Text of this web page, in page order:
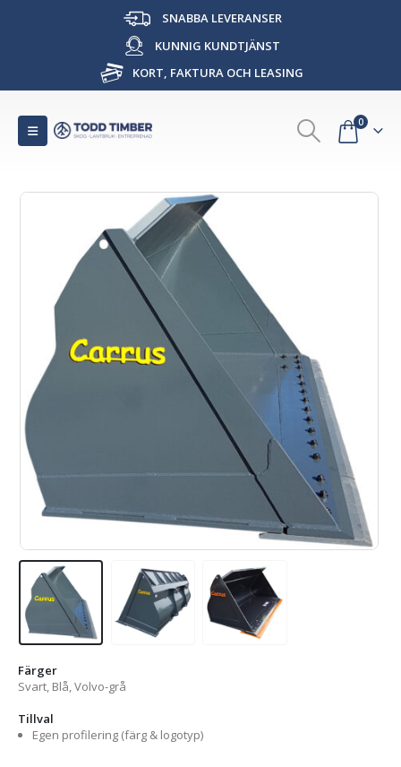
SNABBA LEVERANSER
KUNNIG KUNDTJÄNST
KORT, FAKTURA OCH LEASING
0
Färger
Svart, Blå, Volvo-grå
Tillval
Egen profilering (färg & logotyp)